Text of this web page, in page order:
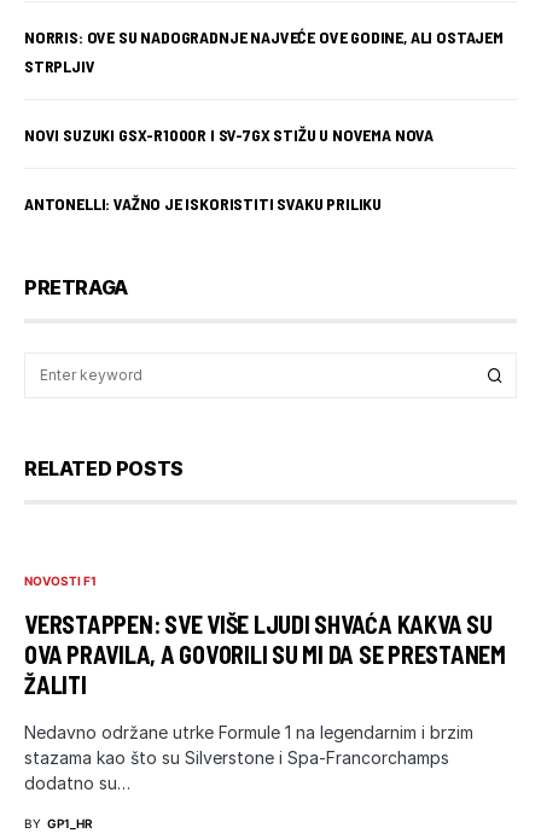
NORRIS: OVE SU NADOGRADNJE NAJVEĆE OVE GODINE, ALI OSTAJEM
STRPLJIV
NOVI SUZUKI GSX-R1000R I SV-7GX STIŽU U NOVEMA NOVA
ANTONELLI: VAŽNO JE ISKORISTITI SVAKU PRILIKU
PRETRAGA
RELATED POSTS
NOVOSTI F1
VERSTAPPEN: SVE VIŠE LJUDI SHVAĆA KAKVA SU
OVA PRAVILA, A GOVORILI SU MI DA SE PRESTANEM
ŽALITI
Nedavno održane utrke Formule 1 na legendarnim i brzim
stazama kao što su Silverstone i Spa-Francorchamps
dodatno su…
BY GP1_HR